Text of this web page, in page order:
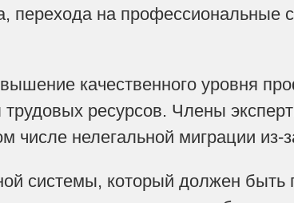
перехода на профессиональные
качественного уровня
ресурсов. Члены
числе нелегальной миграции из-
системы, который должен быть